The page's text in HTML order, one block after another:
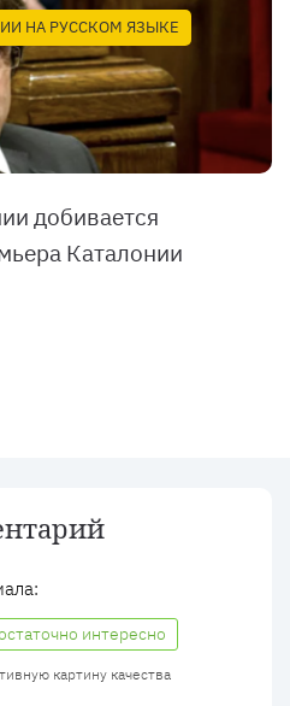
НА РУССКОМ ЯЗЫКЕ
добивается
Каталонии
интересно
картину качества